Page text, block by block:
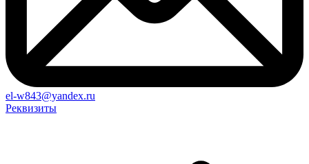
el-w843@yandex.ru
Реквизиты